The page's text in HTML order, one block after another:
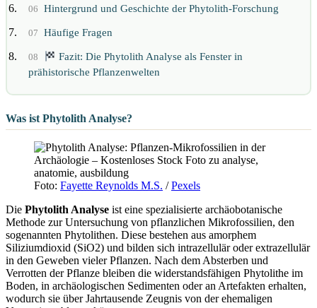
06 Hintergrund und Geschichte der Phytolith-Forschung
07 Häufige Fragen
08
Fazit: Die Phytolith Analyse als Fenster in
prähistorische Pflanzenwelten
Was ist Phytolith Analyse?
Foto: Fayette Reynolds M.S. /Pexels
Die Phytolith Analyse ist eine spezialisierte archäobotanische
Methode zur Untersuchung von pflanzlichen Mikrofossilien, den
sogenannten Phytolithen. Diese bestehen aus amorphem
Siliziumdioxid (SiO2) und bilden sich intrazellulär oder extrazellulär
in den Geweben vieler Pflanzen. Nach dem Absterben und
Verrotten der Pflanze bleiben die widerstandsfähigen Phytolithe im
Boden, in archäologischen Sedimenten oder an Artefakten erhalten,
wodurch sie über Jahrtausende Zeugnis von der ehemaligen